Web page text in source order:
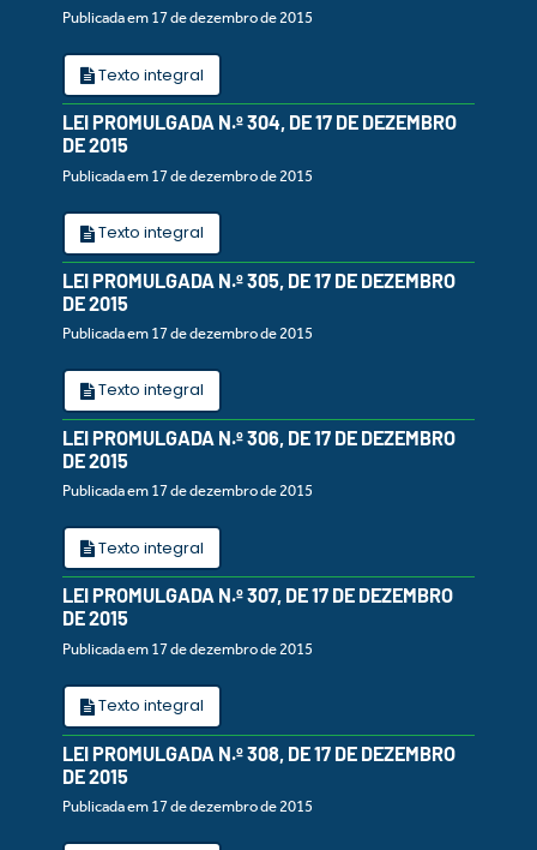
Publicada em 17 de dezembro de 2015
Texto integral
LEI PROMULGADA N.º 304, DE 17 DE DEZEMBRO
DE 2015
Publicada em 17 de dezembro de 2015
Texto integral
LEI PROMULGADA N.º 305, DE 17 DE DEZEMBRO
DE 2015
Publicada em 17 de dezembro de 2015
Texto integral
LEI PROMULGADA N.º 306, DE 17 DE DEZEMBRO
DE 2015
Publicada em 17 de dezembro de 2015
Texto integral
LEI PROMULGADA N.º 307, DE 17 DE DEZEMBRO
DE 2015
Publicada em 17 de dezembro de 2015
Texto integral
LEI PROMULGADA N.º 308, DE 17 DE DEZEMBRO
DE 2015
Publicada em 17 de dezembro de 2015